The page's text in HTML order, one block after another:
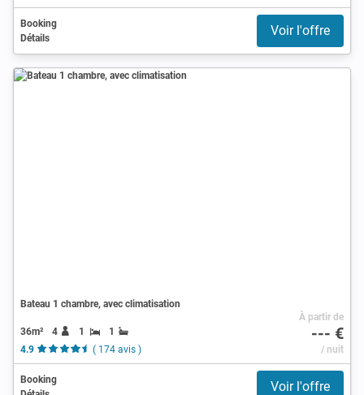
Booking
Détails
Voir l'offre
Bateau 1 chambre, avec climatisation
36m² 4 1
1
4.9
( 174 avis )
À partir de
--- €
/ nuit
Booking
Voir l'offre